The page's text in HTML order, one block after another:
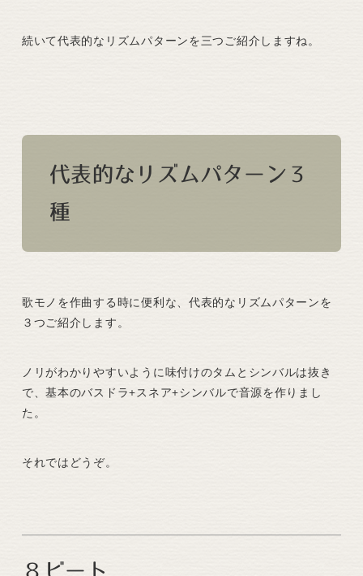
続いて代表的なリズムパターンを三つご紹介しますね。
代表的なリズムパターン３
種
歌モノを作曲する時に便利な、代表的なリズムパターンを
３つご紹介します。
ノリがわかりやすいように味付けのタムとシンバルは抜き
で、基本のバスドラ+スネア+シンバルで音源を作りまし
た。
それではどうぞ。
８ビート